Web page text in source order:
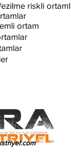
riskli
ortam
Her Şey İçin Aura Endüstriyel